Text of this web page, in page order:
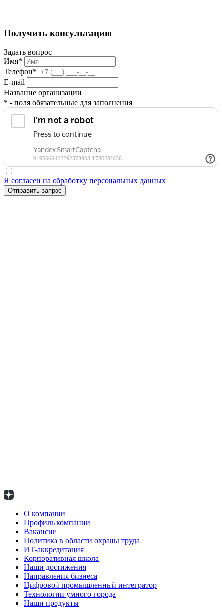
Получить консультацию
Задать вопрос
Имя*
Телефон*
E-mail
Название организации
* - поля обязательные для заполнения
Я согласен на обработку персональных данных
Отправить запрос
О компании
Профиль компании
Вакансии
Политика в области охраны труда
ИТ-аккредитация
Корпоративная школа
Наши достижения
Направления бизнеса
Цифровой промышленный интегратор
Технологии умного города
Наши продукты